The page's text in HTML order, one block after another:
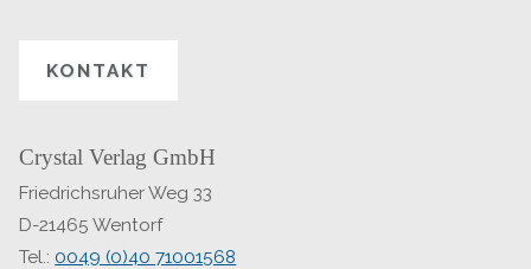
KONTAKT
Crystal Verlag GmbH
Friedrichsruher Weg 33
D-21465 Wentorf
Tel.: 0049 (0)40 71001568